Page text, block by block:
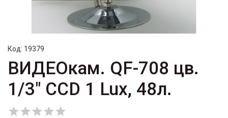
Код: 19379
ВИДЕОкам. QF-708 цв.
1/3" CCD 1 Lux, 48л.
